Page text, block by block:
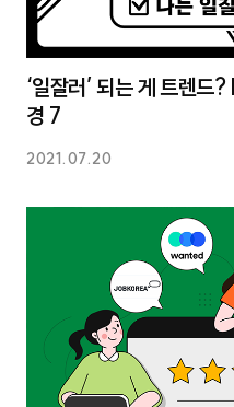
‘일잘러’ 되는 게 트렌드
경 7
2021.07.20